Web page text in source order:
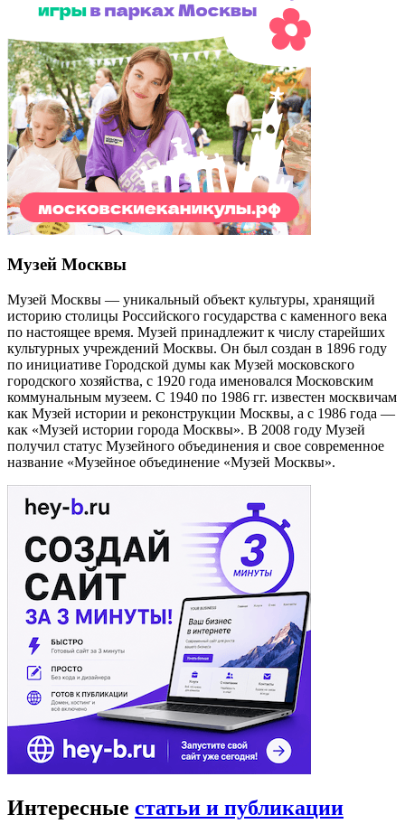
Музей Москвы
Музей Москвы — уникальный объект культуры, хранящий
историю столицы Российского государства с каменного века
по настоящее время. Музей принадлежит к числу старейших
культурных учреждений Москвы. Он был создан в 1896 году
по инициативе Городской думы как Музей московского
городского хозяйства, с 1920 года именовался Московским
коммунальным музеем. С 1940 по 1986 гг. известен москвичам
как Музей истории и реконструкции Москвы, а с 1986 года —
как «Музей истории города Москвы». В 2008 году Музей
получил статус Музейного объединения и свое современное
название «Музейное объединение «Музей Москвы».
Интересные статьи и публикации